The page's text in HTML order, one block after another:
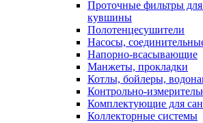
Проточные фильтры
кувшины
Полотенцесушители
Насосы,
Напорно-всасывающие
Манжеты, прокладки
Котлы, бойлеры,
Контрольно-
Комплектующие для
Коллекторные системы